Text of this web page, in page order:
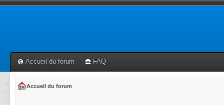
Accueil du forum FAQ
Accueil du forum